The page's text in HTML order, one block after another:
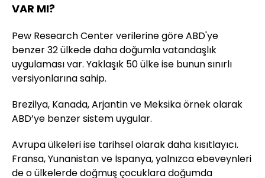
VAR MI?
Pew Research Center verilerine göre ABD'ye
benzer 32 ülkede daha doğumla vatandaşlık
uygulaması var. Yaklaşık 50 ülke ise bunun sınırlı
versiyonlarına sahip.
Brezilya, Kanada, Arjantin ve Meksika örnek olarak
ABD’ye benzer sistem uygular.
Avrupa ülkeleri ise tarihsel olarak daha kısıtlayıcı.
Fransa, Yunanistan ve İspanya, yalnızca ebeveynleri
de o ülkelerde doğmuş çocuklara doğumda